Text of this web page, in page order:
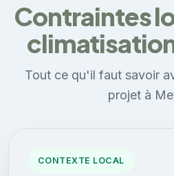
Contraintes
Tout ce qu'il faut savoir
projet à
CONTEXTE LOCAL